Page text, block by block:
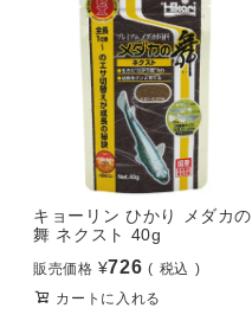
キョーリン ひかり メダカの
舞 ネクスト 40g
販売価格 ¥726
税込
カートに入れる